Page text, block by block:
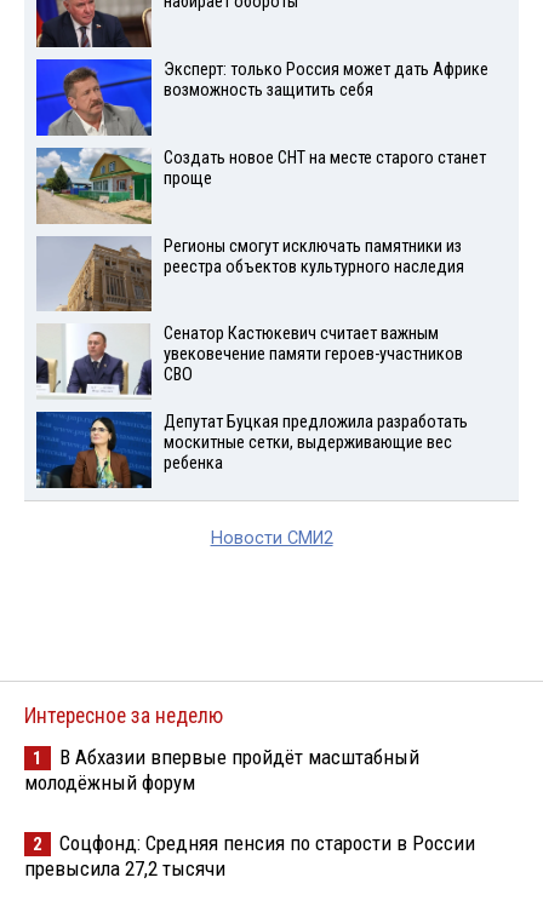
Эксперт: только Россия может дать Африке
возможность защитить себя
Создать новое СНТ на месте старого станет
проще
Регионы смогут исключать памятники из
реестра объектов культурного наследия
Сенатор Кастюкевич считает важным
увековечение памяти героев-участников
СВО
Депутат Буцкая предложила разработать
москитные сетки, выдерживающие вес
ребенка
Новости СМИ2
Интересное за неделю
1
В Абхазии впервые пройдёт масштабный
молодёжный форум
2
Соцфонд: Средняя пенсия по старости в России
превысила 27,2 тысячи